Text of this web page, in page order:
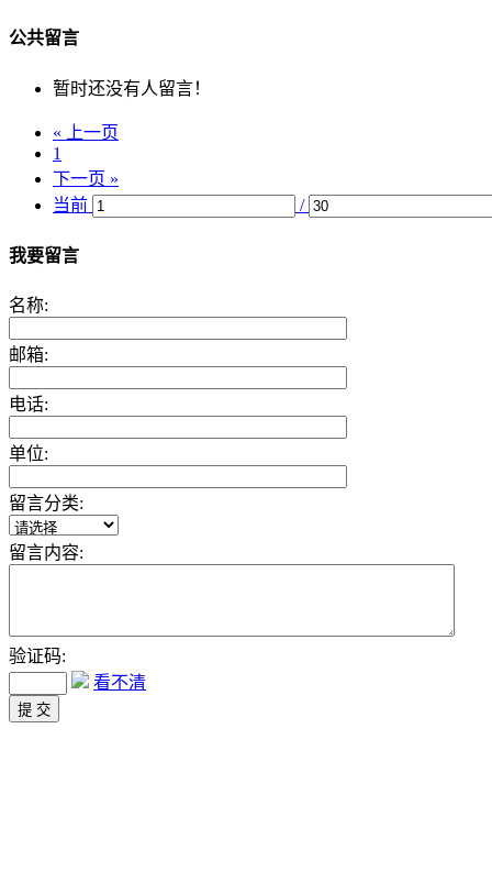
公共留言
暂时还没有人留言！
« 上一页
1
下一页 »
当前
/
我要留言
名称:
邮箱:
电话:
单位:
留言分类:
留言内容:
验证码:
看不清